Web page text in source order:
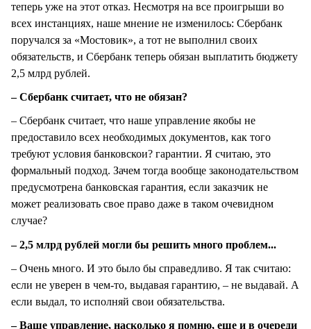
теперь уже на этот отказ. Несмотря на все проигрыши во
всех инстанциях, наше мнение не изменилось: Сбербанк
поручался за «Мостовик», а тот не выполнил своих
обязательств, и Сбербанк теперь обязан выплатить бюджету
2,5 млрд рублей.
– Сбербанк считает, что не обязан?
– Сбербанк считает, что наше управление якобы не
предоставило всех необходимых документов, как того
требуют условия банковскои? гарантии. Я считаю, это
формальный подход. Зачем тогда вообще законодательством
предусмотрена банковская гарантия, если заказчик не
может реализовать свое право даже в таком очевидном
случае?
– 2,5 млрд рублей могли бы решить много проблем...
– Очень много. И это было бы справедливо. Я так считаю:
если не уверен в чем-то, выдавая гарантию, – не выдавай. А
если выдал, то исполняй свои обязательства.
– Ваше управление, насколько я помню, еще и в очереди